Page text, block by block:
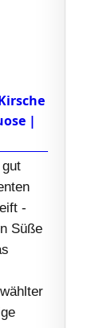
|
-
Süße